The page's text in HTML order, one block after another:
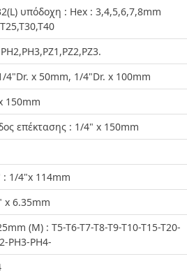
υπόδοχη : Hex : 3,4,5,6,7,8mm
4"Dr. x 50mm, 1/4"Dr. x 100mm
150mm
επέκτασης : 1/4" x 150mm
: 1/4"x 114mm
x 6.35mm
(Μ) : T5-T6-T7-T8-T9-T10-T15-T20-
PH3-PH4-